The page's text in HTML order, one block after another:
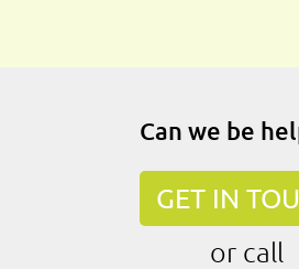
Can we be
GET IN
or call